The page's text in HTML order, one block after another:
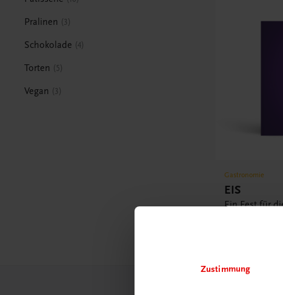
Zustimmung
Pralinen 3
Schokolade 4
Torten 5
Vegan 3
Gastronomie
EIS
Ein Fest für